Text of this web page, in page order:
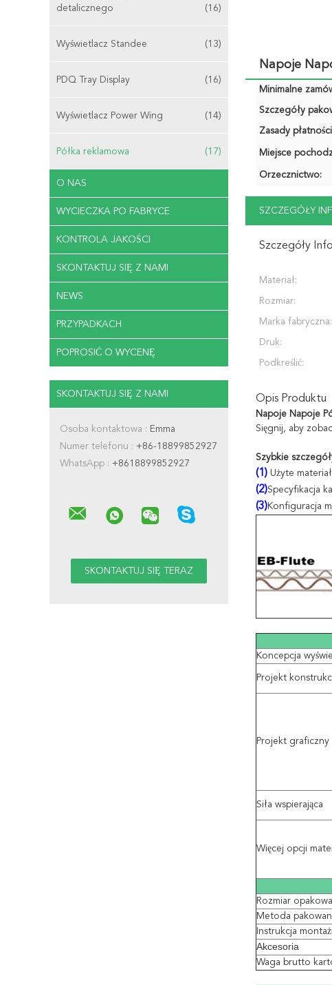
detalicznego
(16)
Wyświetlacz Standee (13)
PDQ Tray Display (16)
Wyświetlacz Power Wing (14)
Półka reklamowa (17)
O NAS
WYCIECZKA PO FABRYCE
KONTROLA JAKOŚCI
SKONTAKTUJ SIĘ Z NAMI
NEWS
PRZYPADKACH
POPROSIĆ O WYCENĘ
SKONTAKTUJ SIĘ Z NAMI
Osoba kontaktowa : Emma
Numer telefonu : +86-18899852927
WhatsApp : +8618899852927
Napoje
Minimalne
Szczegóły
Zasady
Miejsce
Orzecznictwo:
SZCZEGÓŁY
Szczegóły
Materiał:
Rozmiar:
Marka fabryczna:
Druk:
Podkreślić:
Opis Produktu
Napoje Napoje
Sięgnij, aby
Szybkie
(1) Użyte
(2)Specyfikacja
(3)Konfiguracja
Koncepcja
Projekt
Projekt graficzny
Siła wspierająca
Więcej opcji
Rozmiar
Metoda
Instrukcja
Akcesoria
Waga brutto